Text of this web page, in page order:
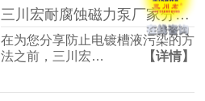
三川宏耐腐蚀磁力泵厂家分享防止电镀槽液污染的方法
在为您分享防止电镀槽液污染的方
法之前，三川宏…
【详情】